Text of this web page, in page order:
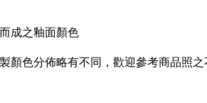
成之釉面顏色
顏色分佈略有不同，歡迎參考商品照之